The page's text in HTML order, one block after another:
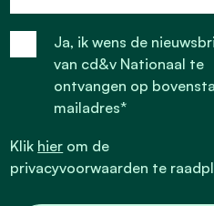
Ja, ik wens de
van cd&v Nationaal te
ontvangen op
mailadres*
Klik hier om de
privacyvoorwaarden te